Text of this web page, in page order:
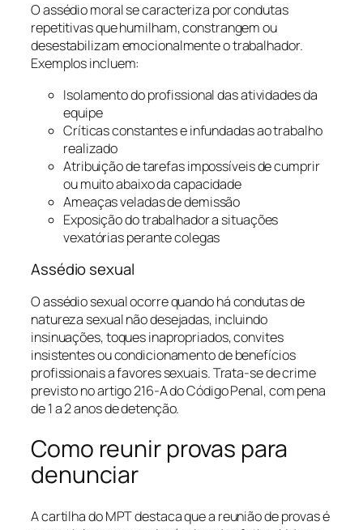
O assédio moral se caracteriza por condutas
repetitivas que humilham, constrangem ou
desestabilizam emocionalmente o trabalhador.
Exemplos incluem:
Isolamento do profissional das atividades da
equipe
Críticas constantes e infundadas ao trabalho
realizado
Atribuição de tarefas impossíveis de cumprir
ou muito abaixo da capacidade
Ameaças veladas de demissão
Exposição do trabalhador a situações
vexatórias perante colegas
Assédio sexual
O assédio sexual ocorre quando há condutas de
natureza sexual não desejadas, incluindo
insinuações, toques inapropriados, convites
insistentes ou condicionamento de benefícios
profissionais a favores sexuais. Trata-se de crime
previsto no artigo 216-A do Código Penal, com pena
de 1 a 2 anos de detenção.
Como reunir provas para
denunciar
A cartilha do MPT destaca que a reunião de provas é